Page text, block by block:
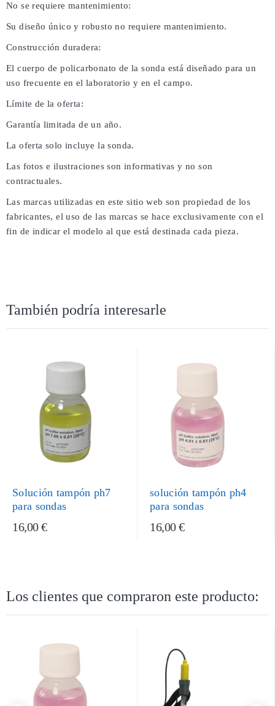
No se requiere mantenimiento:
Su diseño único y robusto no requiere mantenimiento.
Construcción duradera:
El cuerpo de policarbonato de la sonda está diseñado para un
uso frecuente en el laboratorio y en el campo.
Límite de la oferta:
Garantía limitada de un año.
La oferta solo incluye la sonda.
Las fotos e ilustraciones son informativas y no son
contractuales.
Las marcas utilizadas en este sitio web son propiedad de los
fabricantes, el uso de las marcas se hace exclusivamente con el
fin de indicar el modelo al que está destinada cada pieza.
También podría interesarle
Solución tampón ph7
para sondas
16,00 €
solución tampón ph4
para sondas
16,00 €
Los clientes que compraron este producto: